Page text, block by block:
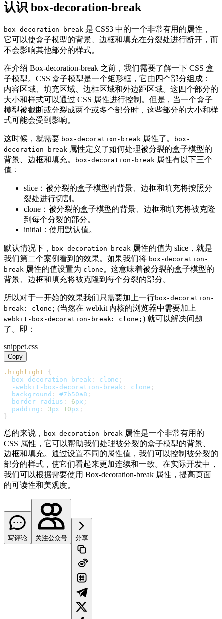
认识 box-decoration-break
box-decoration-break 是 CSS3 中的一个非常有用的属性，
它可以使盒子模型的背景、边框和填充在分裂处进行断开，而
不会影响其他部分的样式。
在介绍 Box-decoration-break 之前，我们需要了解一下 CSS 盒
子模型。CSS 盒子模型是一个矩形框，它由四个部分组成：
内容区域、填充区域、边框区域和外边距区域。这四个部分的
大小和样式可以通过 CSS 属性进行控制。但是，当一个盒子
模型被截断或分裂成两个或多个部分时，这些部分的大小和样
式可能会受到影响。
这时候，就需要 box-decoration-break 属性了。
box-
decoration-break 属性定义了如何处理被分裂的盒子模型的
背景、边框和填充。
box-decoration-break 属性有以下三个
值：
slice：被分裂的盒子模型的背景、边框和填充将按照分
裂处进行切割。
clone：被分裂的盒子模型的背景、边框和填充将被克隆
到每个分裂的部分。
initial：使用默认值。
默认情况下， box-decoration-break 属性的值为 slice，就是
我们第二个案例看到的效果。如果我们将 box-decoration-
break 属性的值设置为 clone 。这意味着被分裂的盒子模型的
背景、边框和填充将被克隆到每个分裂的部分。
所以对于一开始的效果我们只需要加上一行box-decoration-
break: clone; (当然在 webkit 内核的浏览器中需要加上 -
webkit-box-decoration-break: clone; ) 就可以解决问题
了。即：
snippet.css
Copy
.highlight
{
box-decoration-break : clone ;
-webkit-box-decoration-break : clone ;
background : #7b50a8 ;
border-radius : 6px ;
padding : 3px 10px ;
}
总的来说， box-decoration-break 属性是一个非常有用的
CSS 属性，它可以帮助我们处理被分裂的盒子模型的背景、
边框和填充。通过设置不同的属性值，我们可以控制被分裂的
部分的样式，使它们看起来更加连续和一致。在实际开发中，
我们可以根据需要使用 Box-decoration-break 属性，提高页面
的可读性和美观度。
写评论 关注公众号 分享